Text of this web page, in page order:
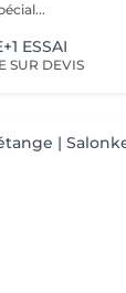
bien-être. Spécial...
ESSAI
SUR DEVIS